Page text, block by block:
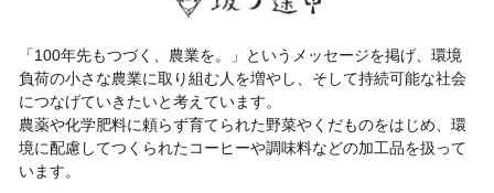
「100年先もつづく、農業を。」というメッセージを掲げ、環境
負荷の小さな農業に取り組む人を増やし、そして持続可能な社会
につなげていきたいと考えています。
農薬や化学肥料に頼らず育てられた野菜やくだものをはじめ、環
境に配慮してつくられたコーヒーや調味料などの加工品を扱って
います。